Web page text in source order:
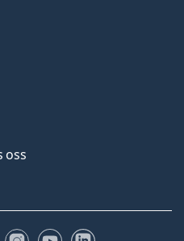
oss
Instagram
YouTubeLinkedIn